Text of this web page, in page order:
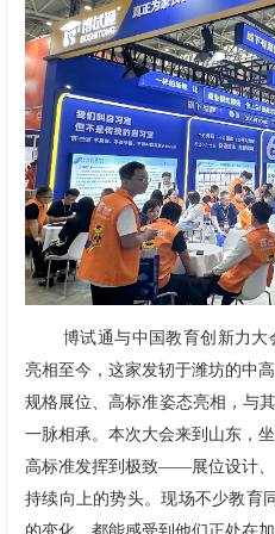
博试通与中国教育创新力
亮相至今，这家发轫于潍坊的中
规格展位、高标准姿态亮相，与
一脉相承。本次大会来到山东，
高标准发挥到极致——展位设计
持续向上的势头。现场不少教育